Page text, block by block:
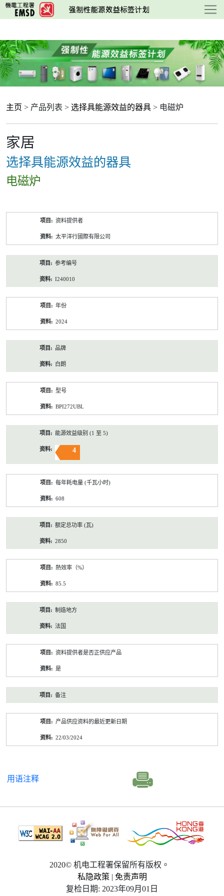
跳
至
要
内
容
主页 > 产品列表 > 选择具能源效益的器具 > 电磁炉
家居
选择具能源效益的器具
电磁炉
资料提供者
太平洋行國際有限公司
参考编号
I240010
年份
2024
品牌
白朗
型号
BPI272UBL
能源效益级别 (1 至 5)
4
每年耗电量 (千瓦小时)
608
额定总功率 (瓦)
2850
熱效率（%）
85.5
制造地方
法国
资料提供者是否正供应产品
是
备注
产品供应资料的最近更新日期
22/03/2024
用语注释
2020© 机电工程署保留所有版权。
私隐政策 | 免责声明
复检日期: 2023年09月01日